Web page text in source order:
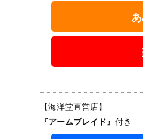
【海洋堂直営店】
『アームブレイド』付き
リボルテック
『ハーレイ・
r.』可動フィ
ギュア【海洋
堂】より202
【ジャスティ
『バットマン
CAL SUIT』
可動フィギュ
ア【メディコ